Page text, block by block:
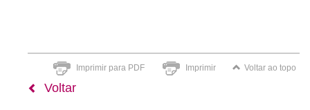
Imprimir para PDF Imprimir Voltar ao topo
Voltar